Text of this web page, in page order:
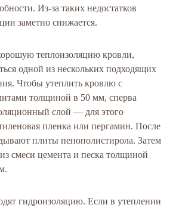
Из-за таких недостатков
заметно снижается.
теплоизоляцию кровли,
одной из нескольких подходящих
Чтобы утеплить кровлю с
толщиной в 50 мм, сперва
слой — для этого
пленка или пергамин. После
плиты пенополистирола. Затем
смеси цемента и песка толщиной
гидроизоляцию. Если в утеплении